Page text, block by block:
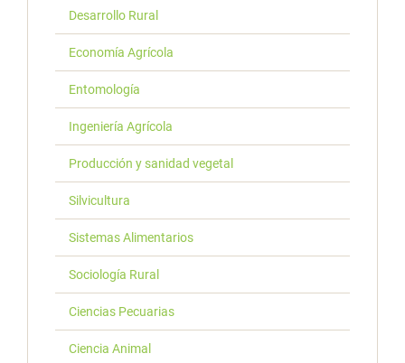
Desarrollo Rural
Economía Agrícola
Entomología
Ingeniería Agrícola
Producción y sanidad vegetal
Silvicultura
Sistemas Alimentarios
Sociología Rural
Ciencias Pecuarias
Ciencia Animal